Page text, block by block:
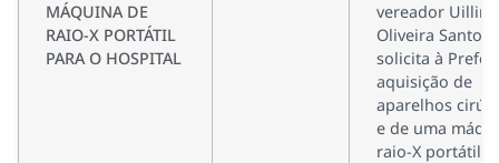
MÁQUINA DE
RAIO-X PORTÁTIL
PARA O HOSPITAL
vereador
Oliveira Santos
solicita à
aquisição de
aparelhos
e de uma
raio-X portátil